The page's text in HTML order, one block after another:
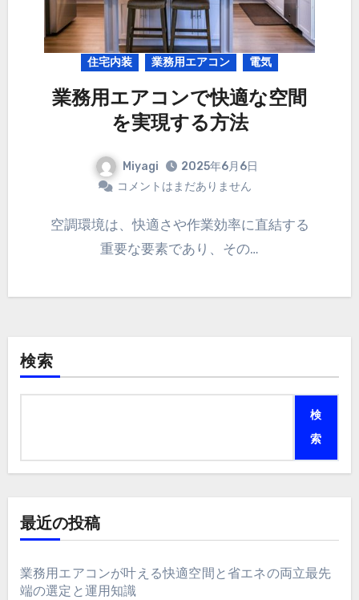
住宅内装 業務用エアコン 電気
業務用エアコンで快適な空間
を実現する方法
Miyagi
2025年6月6日
コメントはまだありません
空調環境は、快適さや作業効率に直結する
重要な要素であり、その…
検索
検
索
最近の投稿
業務用エアコンが叶える快適空間と省エネの両立最先
端の選定と運用知識